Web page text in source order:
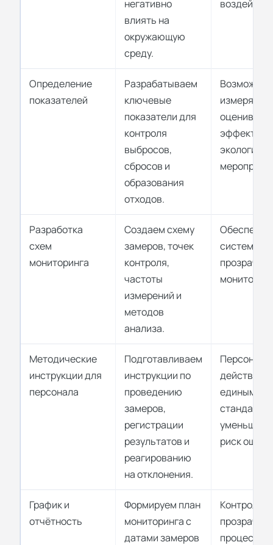
негативно
влиять на
окружающую
среду.
Определение
показателей
Разрабатываем
ключевые
показатели для
контроля
выбросов,
сбросов и
образования
отходов.
измерять и
оценивать
Разработка
схем
мониторинга
Создаем схему
замеров, точек
контроля,
частоты
измерений и
методов
анализа.
системный
Методические
инструкции для
персонала
Подготавливаем
инструкции по
проведению
замеров,
регистрации
результатов и
реагированию
на отклонения.
Персонал
действует
единым
риск
График и
отчётность
Формируем план
мониторинга с
датами замеров
Контроль и
процессов,